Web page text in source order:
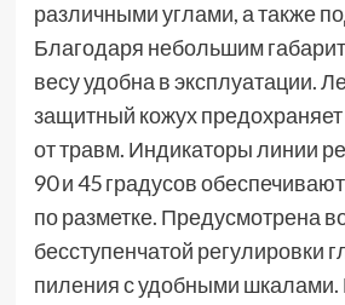
различными углами, а также
Благодаря небольшим
весу удобна в эксплуатации.
защитный кожух
от травм. Индикаторы линии
90 и 45 градусов
по разметке. Предусмотрена
бесступенчатой регулировки
пиления с удобными